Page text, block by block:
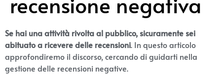
Se hai una attività rivolta al pubblico, sicuramente sei
abituato a ricevere delle recensioni. In questo articolo
approfondiremo il discorso, cercando di guidarti nella
gestione delle recensioni negative.